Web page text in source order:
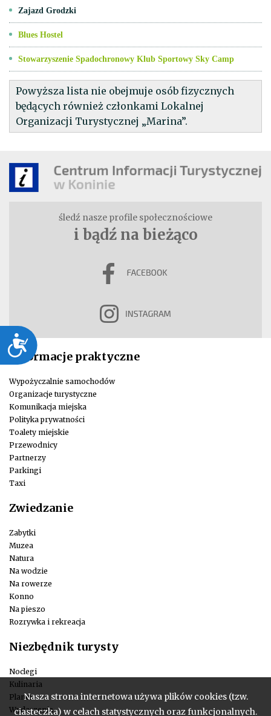
Dostępność
Zajazd Grodzki
Blues Hostel
Stowarzyszenie Spadochronowy Klub Sportowy Sky Camp
Powyższa lista nie obejmuje osób fizycznych
będących również członkami Lokalnej
Organizacji Turystycznej „Marina”.
śledź nasze profile społecznościowe
i bądź na bieżąco
Informacje praktyczne
Wypożyczalnie samochodów
Organizacje turystyczne
Komunikacja miejska
Polityka prywatności
Toalety miejskie
Przewodnicy
Partnerzy
Parkingi
Taxi
Zwiedzanie
Zabytki
Muzea
Natura
Na wodzie
Na rowerze
Konno
Na pieszo
Rozrywka i rekreacja
Niezbędnik turysty
Noclegi
Kulinaria
Planer
Wydarzenia
Nasza strona internetowa używa plików cookies (tzw.
ciasteczka) w celach statystycznych oraz funkcjonalnych.